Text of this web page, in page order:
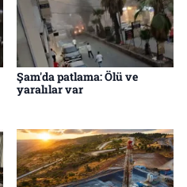
Şam'da patlama: Ölü ve
yaralılar var